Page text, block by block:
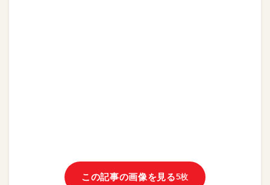
この記事の画像を見る5枚